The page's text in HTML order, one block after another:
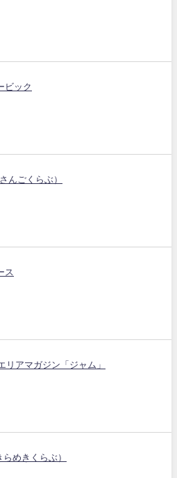
ビック
んごくらぶ）
ス
リアマガジン「ジャム」
めきくらぶ）